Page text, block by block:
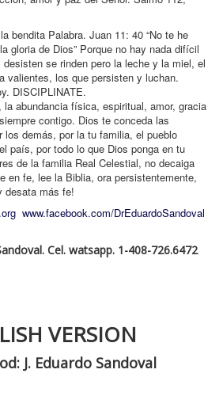
bendita Palabra. Juan 11: 40 “No te he
gloria de Dios” Porque no hay nada difícil
se rinden pero la leche y la miel, el
valientes, los que persisten y luchan.
DISCIPLINATE.
la abundancia física, espiritual, amor, gracia
contigo. Dios te conceda las
los demás, por la tu familia, el pueblo
país, por todo lo que Dios ponga en tu
de la familia Real Celestial, no decaiga
en fe, lee la Biblia, ora persistentemente,
desata más fe!
www.facebook.com/DrEduardoSandoval
Cel. watsapp. 1-408-726.6472
VERSION
J. Eduardo Sandoval